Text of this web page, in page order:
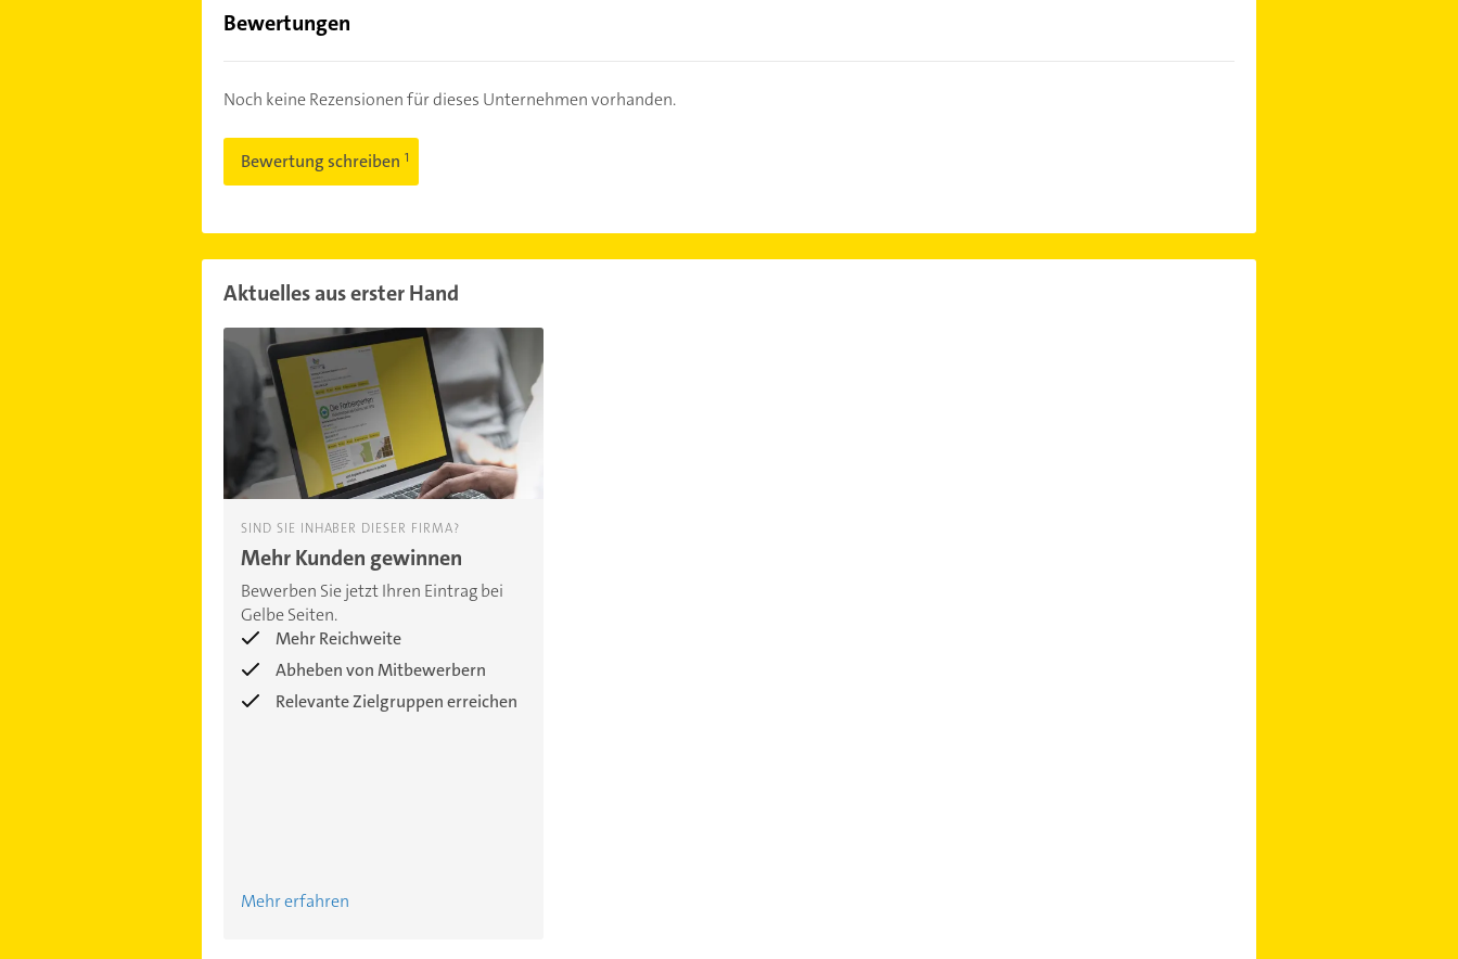
Bewertungen
Noch keine Rezensionen für dieses Unternehmen vorhanden.
Bewertung schreiben
Aktuelles aus erster Hand
SIND SIE INHABER DIESER FIRMA?
Mehr Kunden gewinnen
Bewerben Sie jetzt Ihren Eintrag bei
Gelbe Seiten.
Mehr Reichweite
Abheben von Mitbewerbern
Relevante Zielgruppen erreichen
Mehr erfahren